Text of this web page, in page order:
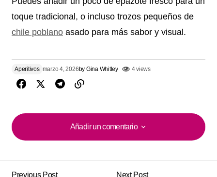
toque tradicional, o incluso trozos pequeños de
chile poblano asado para más sabor y visual.
Aperitivos marzo 4, 2026by Gina Whitley 4 views
Añadir un comentario
Añadir un comentario
Previous Post Next Post